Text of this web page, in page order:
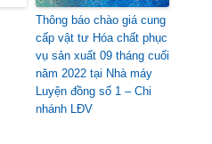
Thông báo chào giá cung
cấp vật tư Hóa chất phục
vụ sản xuất 09 tháng cuối
năm 2022 tại Nhà máy
Luyện đồng số 1 – Chi
nhánh LĐV